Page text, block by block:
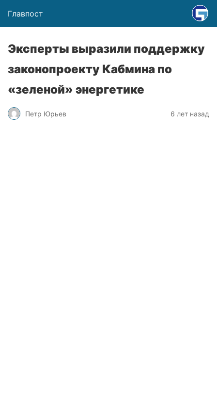
Главпост
Эксперты выразили поддержку
законопроекту Кабмина по
«зеленой» энергетике
Петр Юрьев 6 лет назад